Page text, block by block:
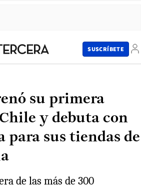
SUSCRÍBETE
su primera
y debuta con
para sus tiendas de
de las más de 300